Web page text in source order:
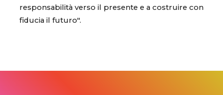
responsabilità verso il presente e a costruire con
fiducia il futuro".